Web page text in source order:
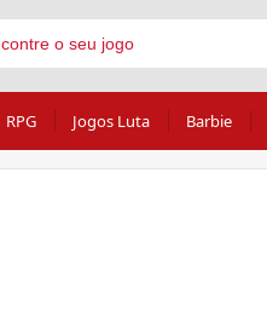
RPG Jogos Luta Barbie